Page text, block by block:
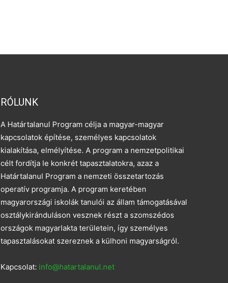
RÓLUNK
A Határtalanul Program célja a magyar-magyar
kapcsolatok építése, személyes kapcsolatok
kialakítása, elmélyítése. A program a nemzetpolitikai
célt fordítja le konkrét tapasztalatokra, azaz a
Határtalanul Program a nemzeti összetartozás
operatív programja. A program keretében
magyarországi iskolák tanulói az állam támogatásával
osztálykiránduláson vesznek részt a szomszédos
országok magyarlakta területein, így személyes
tapasztalásokat szereznek a külhoni magyarságról.
Kapcsolat: info@hatartalanul.net